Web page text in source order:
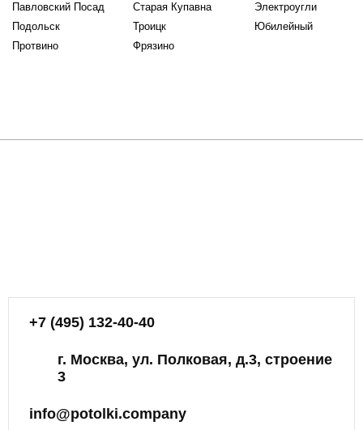
Павловский Посад
Подольск
Протвино
Старая Купавна
Троицк
Фрязино
Электроугли
Юбилейный
+7 (495) 132-40-40
г. Москва, ул. Полковая, д.3, строение
3
info@potolki.company